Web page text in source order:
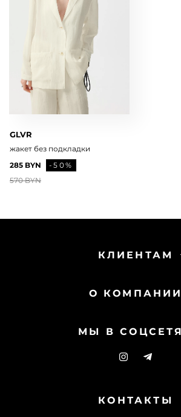
GLVR
жакет без подкладки
285 BYN
-50%
570 BYN
КЛИЕНТАМ
О КОМПАНИИ
МЫ В
КОНТАКТЫ